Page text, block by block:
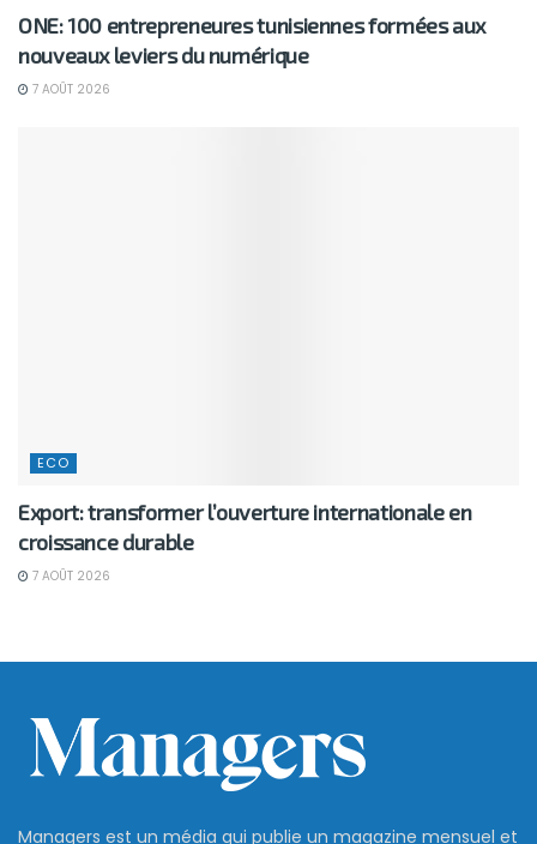
ONE: 100 entrepreneures tunisiennes formées aux
nouveaux leviers du numérique
7 AOÛT 2026
ECO
Export: transformer l’ouverture internationale en
croissance durable
7 AOÛT 2026